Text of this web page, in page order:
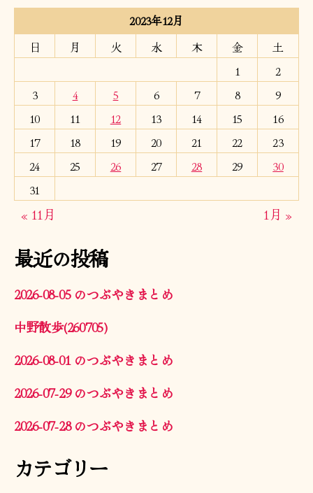
2023年12月
日
月 火 水 木 金
土
1
2
3
4 5 6 7 8
9
10
11 12 13 14 15
16
17
18 19 20 21 22
23
24
25 26 27 28 29
30
31
« 11月 1月 »
最近の投稿
2026-08-05 のつぶやきまとめ
中野散歩(260705)
2026-08-01 のつぶやきまとめ
2026-07-29 のつぶやきまとめ
2026-07-28 のつぶやきまとめ
カテゴリー